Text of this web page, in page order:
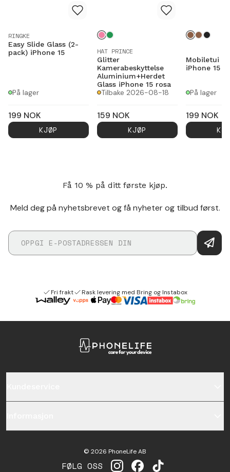
RINGKE
Easy Slide Glass (2-
pack) iPhone 15
På lager
199 NOK
KJØP
HAT PRINCE
Glitter
Kamerabeskyttelse
Aluminium+Herdet
Glass iPhone 15 rosa
Tilbake 2026-08-18
159 NOK
KJØP
Mobiletui
iPhone 15
På lager
199 NOK
Få 10 % på ditt første kjøp.
Meld deg på nyhetsbrevet og få nyheter og tilbud først.
Fri frakt Rask levering med Bring og Instabox
FØLG OSS INSTAGRAM
FACEBOOKTIKTOK
© 2026 PhoneLife AB